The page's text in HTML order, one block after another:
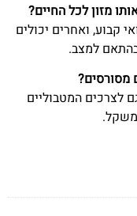
מזון לכל החיים?
קבוע, ואחרים יכולים
למצב.
מסורסים?
לצרכים המטבוליים